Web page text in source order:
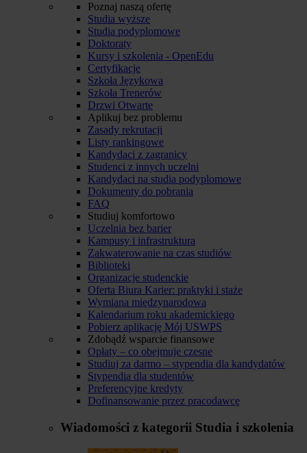
Poznaj naszą ofertę
Studia wyższe
Studia podyplomowe
Doktoraty
Kursy i szkolenia - OpenEdu
Certyfikacje
Szkoła Językowa
Szkoła Trenerów
Drzwi Otwarte
Aplikuj bez problemu
Zasady rekrutacji
Listy rankingowe
Kandydaci z zagranicy
Studenci z innych uczelni
Kandydaci na studia podyplomowe
Dokumenty do pobrania
FAQ
Studiuj komfortowo
Uczelnia bez barier
Kampusy i infrastruktura
Zakwaterowanie na czas studiów
Biblioteki
Organizacje studenckie
Oferta Biura Karier: praktyki i staże
Wymiana międzynarodowa
Kalendarium roku akademickiego
Pobierz aplikację Mój USWPS
Zdobądź wsparcie finansowe
Opłaty – co obejmuje czesne
Studiuj za darmo – stypendia dla kandydatów
Stypendia dla studentów
Preferencyjne kredyty
Dofinansowanie przez pracodawcę
Wiadomości z kategorii Studia i szkolenia